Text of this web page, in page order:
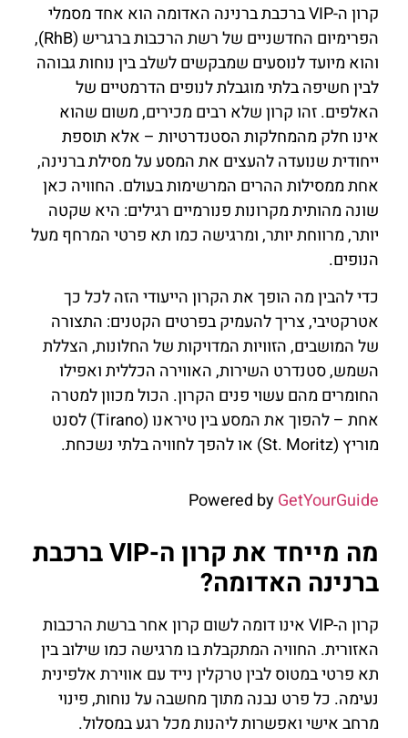
קרון ה-VIP ברכבת ברנינה האדומה הוא אחד מסמלי
הפרימיום החדשניים של רשת הרכבות ברגריש (RhB),
והוא מיועד לנוסעים שמבקשים לשלב בין נוחות גבוהה
לבין חשיפה בלתי מוגבלת לנופים הדרמטיים של
האלפים. זהו קרון שלא רבים מכירים, משום שהוא
אינו חלק מהמחלקות הסטנדרטיות – אלא תוספת
ייחודית שנועדה להעצים את המסע על מסילת ברנינה,
אחת ממסילות ההרים המרשימות בעולם. החוויה כאן
שונה מהותית מקרונות פנורמיים רגילים: היא שקטה
יותר, מרווחת יותר, ומרגישה כמו תא פרטי המרחף מעל
הנופים.
כדי להבין מה הופך את הקרון הייעודי הזה לכל כך
אטרקטיבי, צריך להעמיק בפרטים הקטנים: התצורה
של המושבים, הזוויות המדויקות של החלונות, הצללת
השמש, סטנדרט השירות, האווירה הכללית ואפילו
החומרים מהם עשוי פנים הקרון. הכול מכוון למטרה
אחת – להפוך את המסע בין טיראנו (Tirano) לסנט
מוריץ (St. Moritz) או להפך לחוויה בלתי נשכחת.
Powered byGetYourGuide
מה מייחד את קרון ה-VIP ברכבת
ברנינה האדומה?
קרון ה-VIP אינו דומה לשום קרון אחר ברשת הרכבות
האזורית. החוויה המתקבלת בו מרגישה כמו שילוב בין
תא פרטי במטוס לבין טרקלין נייד עם אווירת אלפינית
נעימה. כל פרט נבנה מתוך מחשבה על נוחות, פינוי
מרחב אישי ואפשרות ליהנות מכל רגע במסלול.